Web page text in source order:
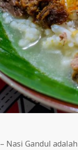
– Nasi Gandul